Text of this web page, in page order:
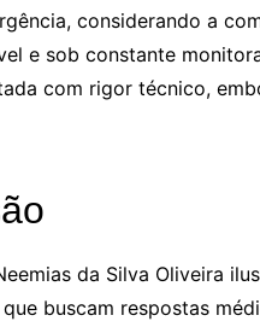
considerando a
e sob constante
com rigor técnico,
da Silva Oliveira
buscam respostas